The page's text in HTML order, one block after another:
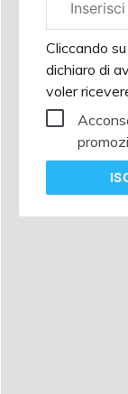
aziendale
Cliccando
dichiaro di
voler